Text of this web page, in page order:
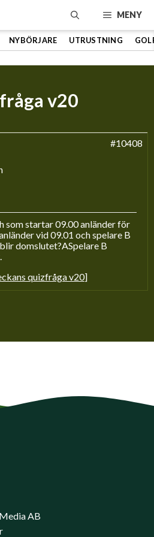
MENY
NYBÖRJARE UTRUSTNING
v20
#10408
som startar 09.00 anländer för
vid 09.01 och spelare B
domslutet?ASpelare B
quizfråga v20]
AB